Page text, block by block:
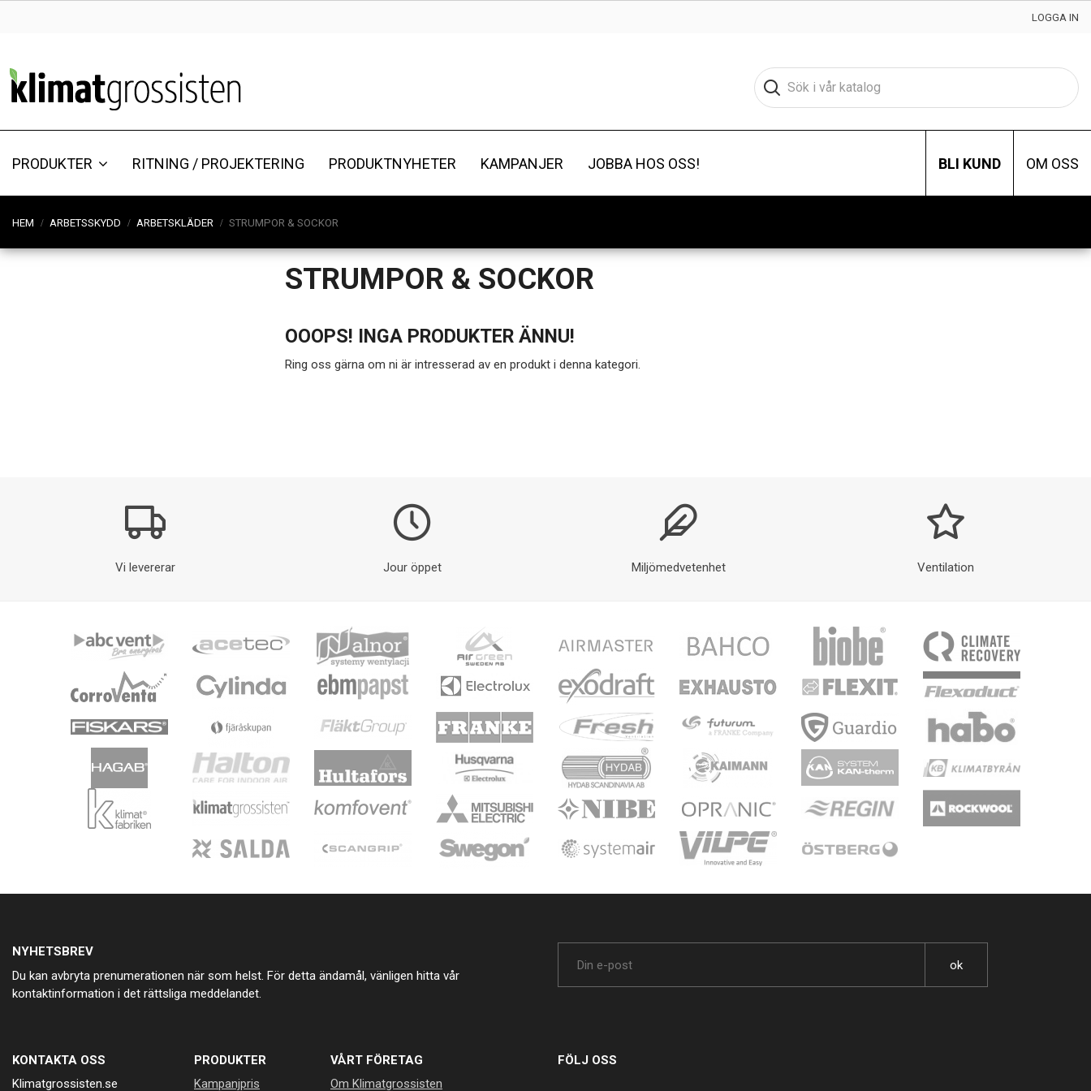
LOGGA IN
PRODUKTER RITNING / PROJEKTERING PRODUKTNYHETER KAMPANJER OM OSS
BLI KUND
JOBBA HOS OSS!
HEM ARBETSSKYDD ARBETSKLÄDER STRUMPOR & SOCKOR
STRUMPOR & SOCKOR
OOOPS! INGA PRODUKTER ÄNNU!
Ring oss gärna om ni är intresserad av en produkt i denna kategori.
Vi levererar Jour öppet Miljömedvetenhet Ventilation
NYHETSBREV
Du kan avbryta prenumerationen när som helst. För detta ändamål, vänligen hitta vår
kontaktinformation i det rättsliga meddelandet.
KONTAKTA OSS
Klimatgrossisten.se
PRODUKTER
Kampanjpris
VÅRT FÖRETAG
Om Klimatgrossisten
FÖLJ OSS